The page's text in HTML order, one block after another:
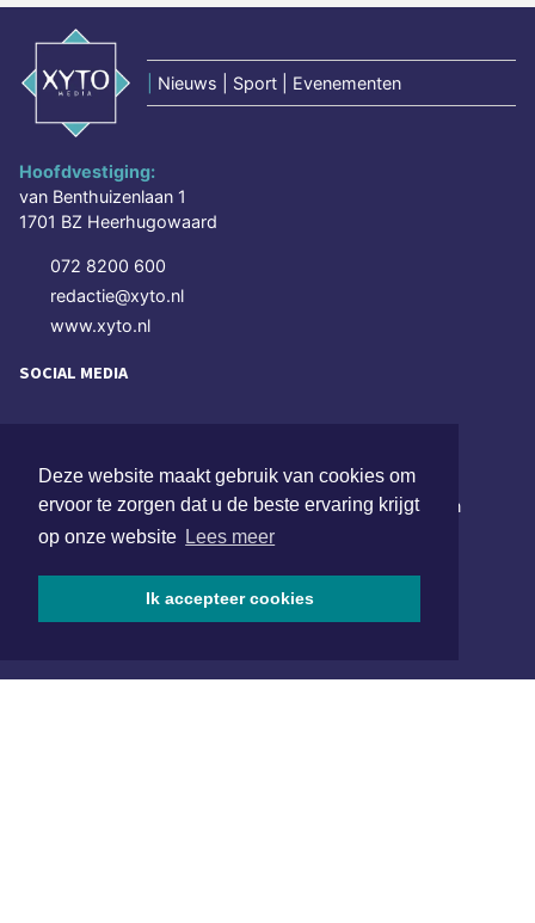
Deze website maakt gebruik van cookies om
ervoor te zorgen dat u de beste ervaring krijgt
op onze website Lees meer
Ik accepteer cookies
Nieuws | Sport | Evenementen
Hoofdvestiging:
van Benthuizenlaan 1
1701 BZ Heerhugowaard
072 8200 600
redactie@xyto.nl
www.xyto.nl
SOCIAL MEDIA
Schrijf je in voor onze nieuwsbrief en krijg wekelijks een
samenvatting van alle gebeurtenissen uit jouw regio.